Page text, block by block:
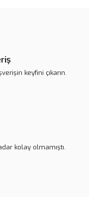
Rozet
keyfini çıkarın.
kolay olmamıştı.